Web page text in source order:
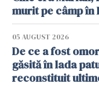
murit pe câmp în
05 AUGUST 2026
De ce a fost
găsită în lada
reconstituit